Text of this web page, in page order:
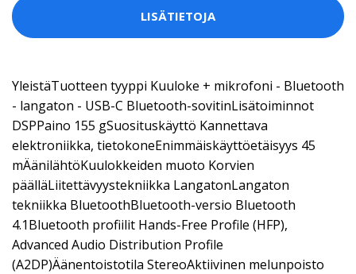
LISÄTIETOJA
YleistäTuotteen tyyppi Kuuloke + mikrofoni - Bluetooth
- langaton - USB-C Bluetooth-sovitinLisätoiminnot
DSPPaino 155 gSuosituskäyttö Kannettava
elektroniikka, tietokoneEnimmäiskäyttöetäisyys 45
mÄänilähtöKuulokkeiden muoto Korvien
päälläLiitettävyystekniikka LangatonLangaton
tekniikka BluetoothBluetooth-versio Bluetooth
4.1Bluetooth profiilit Hands-Free Profile (HFP),
Advanced Audio Distribution Profile
(A2DP)Äänentoistotila StereoAktiivinen melunpoisto